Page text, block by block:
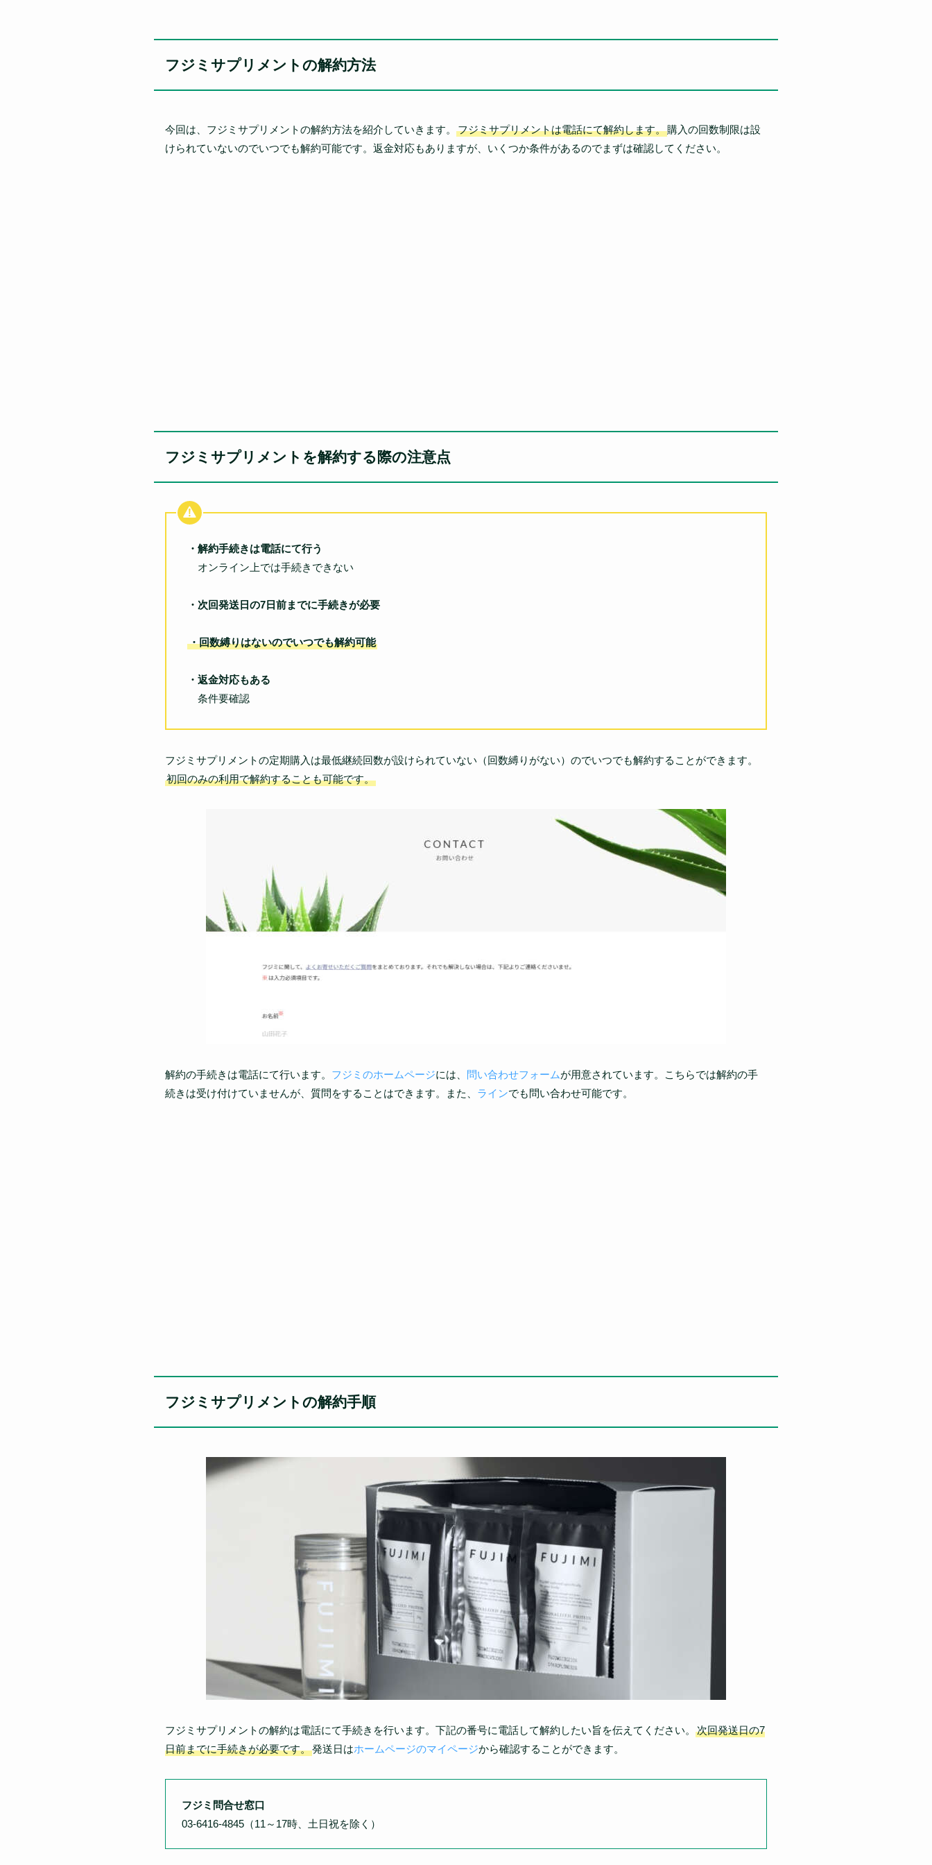
フジミサプリメントの解約方法
今回は、フジミサプリメントの解約方法を紹介していきます。 フジミサプリメントは電話にて解約します。購入の回数制限は設
けられていないのでいつでも解約可能です。返金対応もありますが、いくつか条件があるのでまずは確認してください。
フジミサプリメントを解約する際の注意点
・解約手続きは電話にて行う
オンライン上では手続きできない
・次回発送日の7日前までに手続きが必要
・回数縛りはないのでいつでも解約可能
・返金対応もある
条件要確認
フジミサプリメントの定期購入は最低継続回数が設けられていない（回数縛りがない）のでいつでも解約することができます。
初回のみの利用で解約することも可能です。
解約の手続きは電話にて行います。 フジミのホームページには、 問い合わせフォームが用意されています。こちらでは解約の手
続きは受け付けていませんが、質問をすることはできます。また、 ラインでも問い合わせ可能です。
フジミサプリメントの解約手順
フジミサプリメントの解約は電話にて手続きを行います。下記の番号に電話して解約したい旨を伝えてください。
次回発送日の7
日前までに手続きが必要です。発送日はホームページのマイページから確認することができます。
フジミ問合せ窓口
03-6416-4845（11～17時、土日祝を除く）